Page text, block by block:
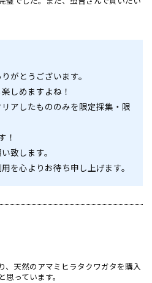
がとうございます。
しめますよね！
アしたもののみを限定採集・限
！
致します。
を心よりお待ち申し上げます。
、天然のアマミヒラタクワガタを購入
っています。